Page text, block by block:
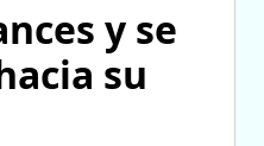
y se
su